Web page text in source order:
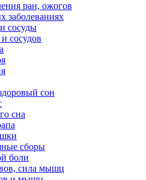
ран, ожогов
заболеваниях
сосуды
сосудов
сон
сна
сборы
боли
сила мышц